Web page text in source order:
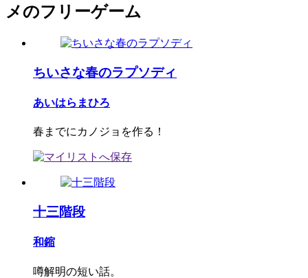
メのフリーゲーム
ちいさな春のラプソディ
あいはらまひろ
春までにカノジョを作る！
十三階段
和鏥
噂解明の短い話。